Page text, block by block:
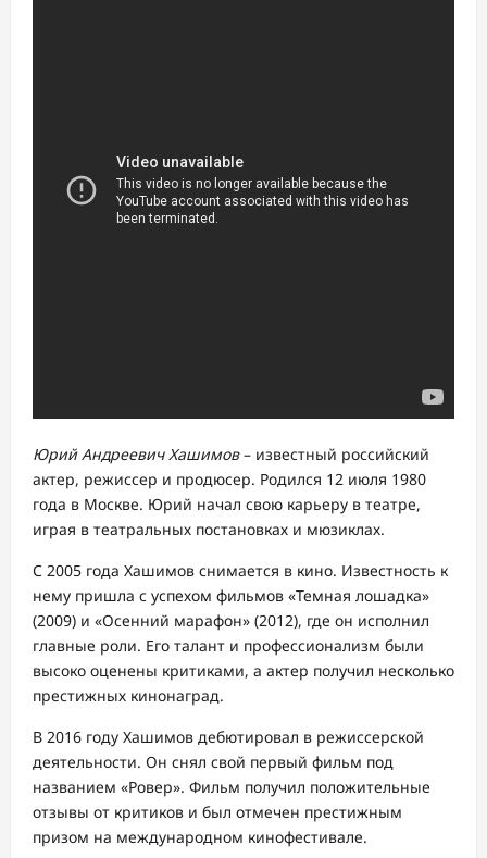
Юрий Андреевич Хашимов– известный российский
актер, режиссер и продюсер. Родился 12 июля 1980
года в Москве. Юрий начал свою карьеру в театре,
играя в театральных постановках и мюзиклах.
С 2005 года Хашимов снимается в кино. Известность к
нему пришла с успехом фильмов «Темная лошадка»
(2009) и «Осенний марафон» (2012), где он исполнил
главные роли. Его талант и профессионализм были
высоко оценены критиками, а актер получил несколько
престижных кинонаград.
В 2016 году Хашимов дебютировал в режиссерской
деятельности. Он снял свой первый фильм под
названием «Ровер». Фильм получил положительные
отзывы от критиков и был отмечен престижным
призом на международном кинофестивале.